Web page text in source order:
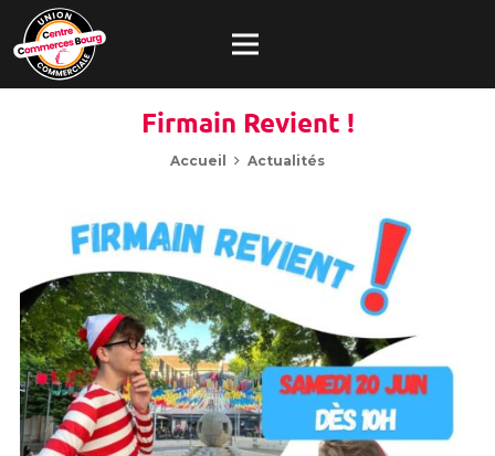
Firmain Revient !
Accueil Actualités